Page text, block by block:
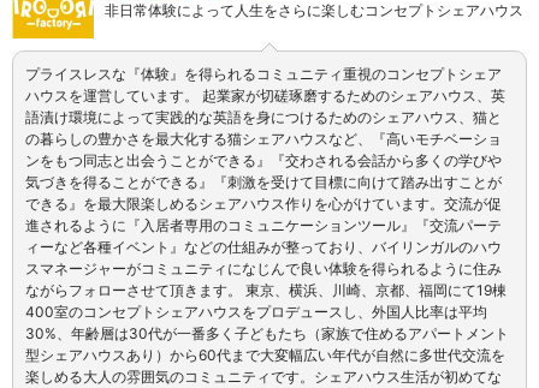
非日常体験によって人生をさらに楽しむコンセプトシェアハウス
プライスレスな『体験』を得られるコミュニティ重視のコンセプトシェア
ハウスを運営しています。 起業家が切磋琢磨するためのシェアハウス、英
語漬け環境によって実践的な英語を身につけるためのシェアハウス、猫と
の暮らしの豊かさを最大化する猫シェアハウスなど、『高いモチベーショ
ンをもつ同志と出会うことができる』『交わされる会話から多くの学びや
気づきを得ることができる』『刺激を受けて目標に向けて踏み出すことが
できる』を最大限楽しめるシェアハウス作りを心がけています。交流が促
進されるように『入居者専用のコミュニケーションツール』『交流パーテ
ィーなど各種イベント』などの仕組みが整っており、バイリンガルのハウ
スマネージャーがコミュニティになじんで良い体験を得られるように住み
ながらフォローさせて頂きます。 東京、横浜、川崎、京都、福岡にて19棟
400室のコンセプトシェアハウスをプロデュースし、外国人比率は平均
30%、年齢層は30代が一番多く子どもたち（家族で住めるアパートメント
型シェアハウスあり）から60代まで大変幅広い年代が自然に多世代交流を
楽しめる大人の雰囲気のコミュニティです。シェアハウス生活が初めてな